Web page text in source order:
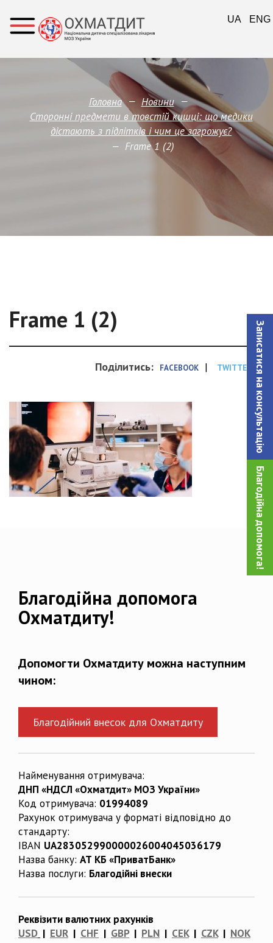
Записатися на консультацiю
Благодійна допомога!
Головна — Новини —
Сторонні предмети в товстій кишці: що медики
дістають з підлітків і чим це загрожує?
— Frame 1 (2)
Frame 1 (2)
Поділитись: FACEBOOK | TWITTER
Благодійна допомога
Охматдиту!
Допомогти Охматдиту можна наступним
чином:
Благодійний внесок для Охматдиту
Найменування отримувача:
ДНП «НДСЛ «Охматдит» МОЗ України»
Код отримувача: 01994089
Рахунок отримувача у форматі відповідно до
стандарту:
IBAN UA283052990000026004045036179
Назва банку: АТ КБ «ПриватБанк»
Назва послуги: Благодійні внески
Реквізити валютних рахунків
USD | EUR | CHF | GBP| PLN | CEK| CZK| NOK
UA ENG